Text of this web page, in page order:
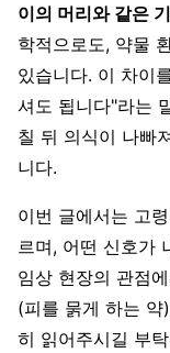
이의 머리와 같은
학적으로도, 약물
있습니다. 이 차이
셔도 됩니다"라는
칠 뒤 의식이 나빠
니다.
이번 글에서는 고
르며, 어떤 신호가
임상 현장의 관점
(피를 묽게 하는
히 읽어주시길 부